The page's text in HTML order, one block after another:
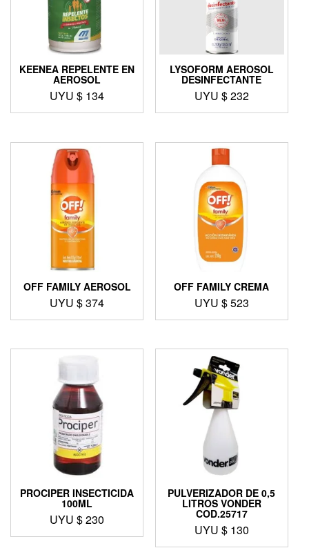
KEENEA REPELENTE EN
AEROSOL
UYU $ 134
LYSOFORM AEROSOL
DESINFECTANTE
UYU $232
OFF FAMILY AEROSOL
UYU $374
OFF FAMILY CREMA
UYU $523
PROCIPER INSECTICIDA
100ML
UYU $230
PULVERIZADOR DE 0,5
LITROS VONDER
COD.25717
UYU $ 130